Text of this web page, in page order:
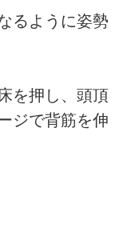
るように姿勢
を押し、頭頂
ジで背筋を伸